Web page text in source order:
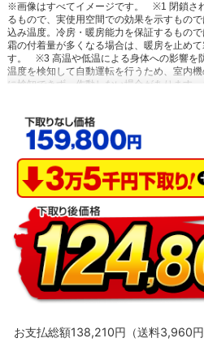
※画像はすべてイメージです。
※1 閉鎖さ
るもので、実使用空間での効果を示すもので
込み温度。冷房・暖房能力を保証するもの
霜の付着量が多くなる場合は、暖房を止め
す。
※3 高温や低温による身体への影響を
温度を検知して自動運転を行うため、室内
に検知できず、作動しない場合があります
動しません。
お支払総額138,210円（送料3,960